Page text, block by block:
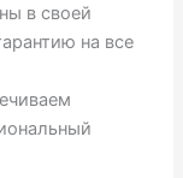
в своей
на все